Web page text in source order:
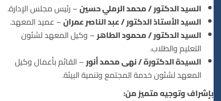
السيد الدكتور / محمد الرملي حسين– رئيس مجلس الإدارة.
السيد الأستاذ الدكتور / عبد الناصر عمران– عميد المعهد.
السيد الدكتور / محمود الطاهر– وكيل المعهد لشئون
التعليم والطلاب.
السيدة الدكتورة / نهى محمد أنور– القائم بأعمال وكيل
المعهد لشئون خدمة المجتمع وتنمية البيئة.
بإشراف وتوجيه متميز من: